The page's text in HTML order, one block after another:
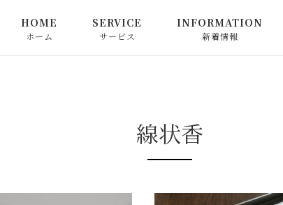
HOME
ホーム
SERVICE
サービス
和精油でつなぐ心満ちる
INFORMATION
新着情報
線状香